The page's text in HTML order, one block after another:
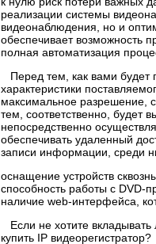
реализации системы
видеонаблюдения, но и
обеспечивает возможность
полная автоматизация
Перед тем, как вами будет
характеристики
максимальное разрешение,
тем, соответственно, будет
непосредственно
обеспечивать удаленный
записи информации, среди
оснащение устройств
способность работы с DVD-
наличие web-интерфейса,
Если не хотите
купить IP